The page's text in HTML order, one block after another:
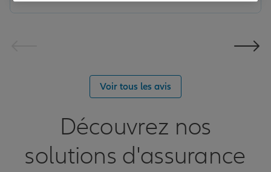
Voir tous les avis
Découvrez nos
solutions d'assurance